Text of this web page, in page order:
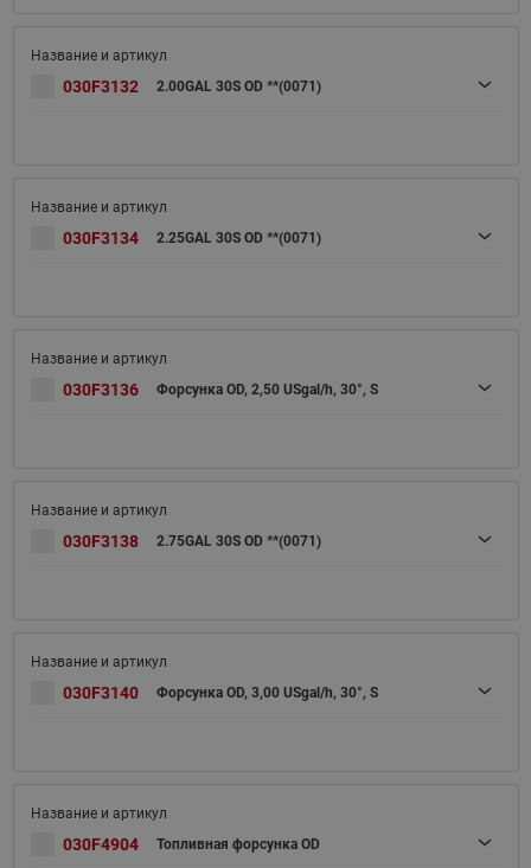
030F3132 2.00GAL 30S OD **(0071)
030F3134 2.25GAL 30S OD **(0071)
030F3136 Форсунка OD, 2,50 USgal/h, 30°, S
030F3138 2.75GAL 30S OD **(0071)
030F3140 Форсунка OD, 3,00 USgal/h, 30°, S
030F4904 Топливная форсунка OD